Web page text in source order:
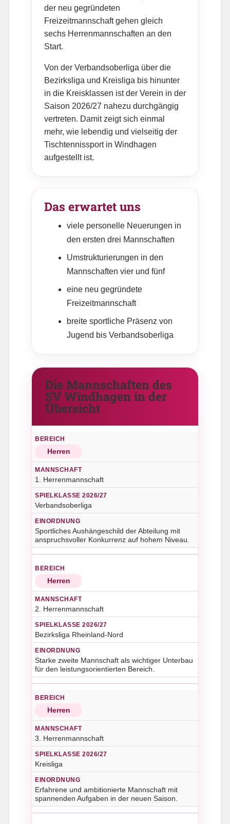
der neu gegründeten
Freizeitmannschaft gehen gleich
sechs Herrenmannschaften an den
Start.
Von der Verbandsoberliga über die
Bezirksliga und Kreisliga bis hinunter
in die Kreisklassen ist der Verein in der
Saison 2026/27 nahezu durchgängig
vertreten. Damit zeigt sich einmal
mehr, wie lebendig und vielseitig der
Tischtennissport in Windhagen
aufgestellt ist.
Das erwartet uns
viele personelle Neuerungen in
den ersten drei Mannschaften
Umstrukturierungen in den
Mannschaften vier und fünf
eine neu gegründete
Freizeitmannschaft
breite sportliche Präsenz von
Jugend bis Verbandsoberliga
Die Mannschaften des
SV Windhagen in der
Übersicht
Herren
1. Herrenmannschaft
Verbandsoberliga
Sportliches Aushängeschild der Abteilung mit
anspruchsvoller Konkurrenz auf hohem Niveau.
Herren
2. Herrenmannschaft
Bezirksliga Rheinland-Nord
Starke zweite Mannschaft als wichtiger Unterbau
für den leistungsorientierten Bereich.
Herren
3. Herrenmannschaft
Kreisliga
Erfahrene und ambitionierte Mannschaft mit
spannenden Aufgaben in der neuen Saison.